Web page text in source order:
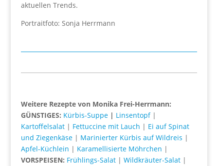
aktuellen Trends.
Portraitfoto: Sonja Herrmann
Weitere Rezepte von Monika Frei-Herrmann:
GÜNSTIGES: Kürbis-Suppe| Linsentopf |
Kartoffelsalat| Fettuccine mit Lauch | Ei auf Spinat
und Ziegenkäse| Marinierter Kürbis auf Wildreis |
Apfel-Küchlein | Karamellisierte Möhrchen |
VORSPEISEN: Frühlings-Salat| Wildkräuter-Salat|